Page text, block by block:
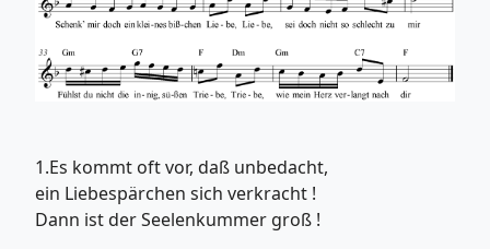
1.Es kommt oft vor, daß unbedacht,
ein Liebespärchen sich verkracht !
Dann ist der Seelenkummer groß !